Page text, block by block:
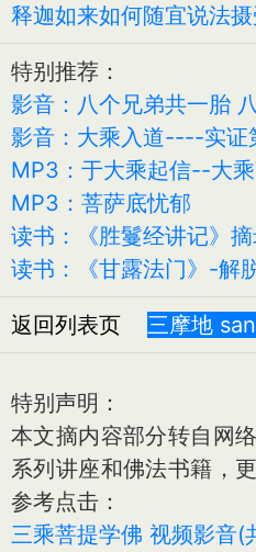
释迦如来如何随宜说法
特别推荐：
影音：八个兄弟共一胎
影音：大乘入道----实证
MP3：于大乘起信--大
MP3：菩萨底忧郁
读书：《胜鬘经讲记》
读书：《甘露法门》-解
返回列表页 三摩地
特别声明：
本文摘内容部分转自网
系列讲座和佛法书籍，
参考点击：
三乘菩提学佛 视频影音(